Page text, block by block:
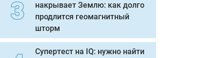
накрывает Землю: как долго
продлится геомагнитный
шторм
Супертест на IQ: нужно найти